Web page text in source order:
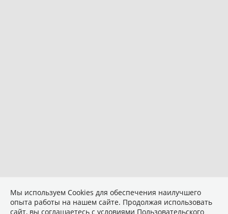
Мы используем Сookies для обеспечения наилучшего
опыта работы на нашем сайте. Продолжая использовать
сайт, вы соглашаетесь с условиями Пользовательского